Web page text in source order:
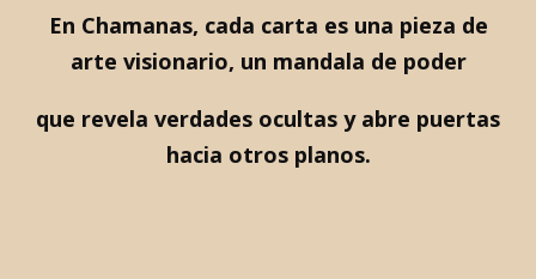
En Chamanas, cada carta es una pieza de
arte visionario, un mandala de poder
que revela verdades ocultas y abre puertas
hacia otros planos.